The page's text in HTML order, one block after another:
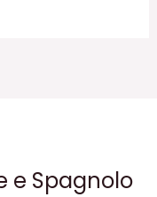
e Spagnolo